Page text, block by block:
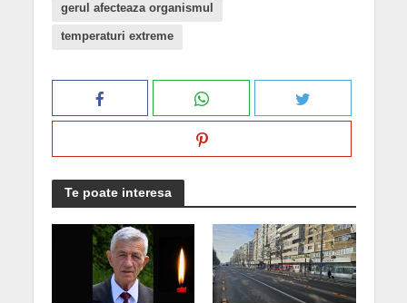
gerul afecteaza organismul
temperaturi extreme
Te poate interesa